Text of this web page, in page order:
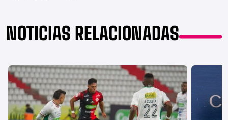
NOTICIAS RELACIONADAS